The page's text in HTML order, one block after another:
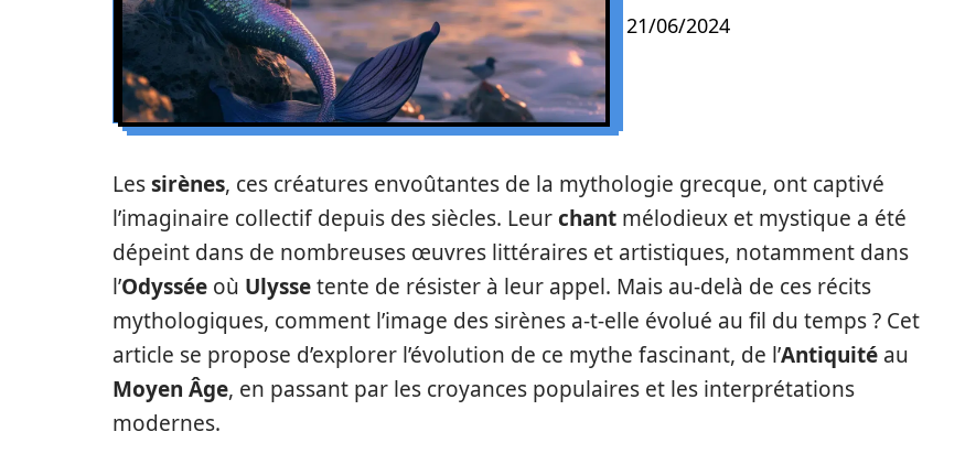
21/06/2024
Lessirènes, ces créatures envoûtantes de la mythologie grecque, ont captivé
l’imaginaire collectif depuis des siècles. Leurchant mélodieux et mystique a été
dépeint dans de nombreuses œuvres littéraires et artistiques, notamment dans
l’Odyssée où Ulyssetente de résister à leur appel. Mais au-delà de ces récits
mythologiques, comment l’image des sirènes a-t-elle évolué au fil du temps ? Cet
article se propose d’explorer l’évolution de ce mythe fascinant, de l’Antiquité au
Moyen Âge, en passant par les croyances populaires et les interprétations
modernes.